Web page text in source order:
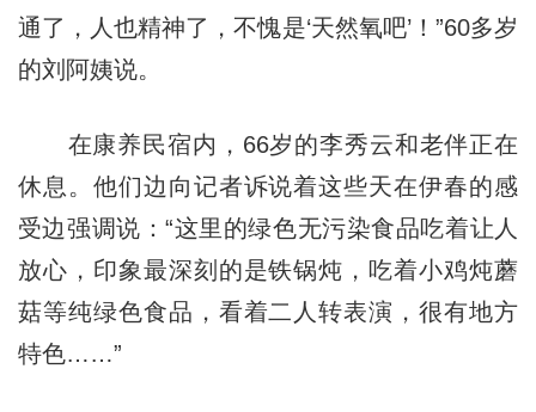
通了，人也精神了，不愧是‘天然氧吧’！”60多岁
的刘阿姨说。
在康养民宿内，66岁的李秀云和老伴正在
休息。他们边向记者诉说着这些天在伊春的感
受边强调说：“这里的绿色无污染食品吃着让人
放心，印象最深刻的是铁锅炖，吃着小鸡炖蘑
菇等纯绿色食品，看着二人转表演，很有地方
特色……”